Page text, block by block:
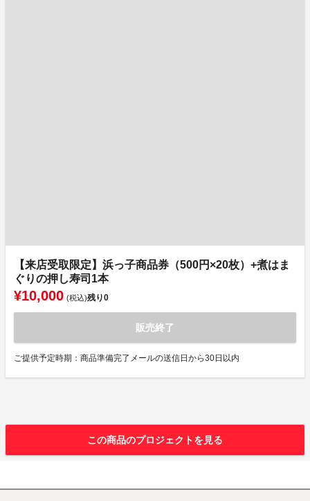
【来店受取限定】浜っ子商品券（500円×20枚）+煮はま
ぐりの押し寿司1本
¥10,000 (税込)残り0
販売終了
ご提供予定時期：商品準備完了メールの送信日から30日以内
この商品のプロジェクトを見る